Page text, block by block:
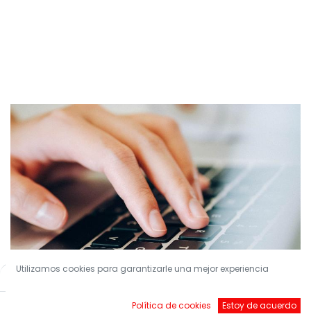
Filters Default
¡Conviértete en nuestro Socio!
Utilizamos cookies para garantizarle una mejor experiencia
Política de cookies Estoy de acuerdo